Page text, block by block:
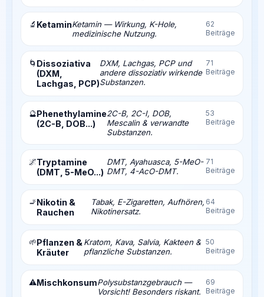
🔬 KetaminKetamin — Wirkung, K-Hole,
medizinische Nutzung.
62
Beiträge
🌀 Dissoziativa
(DXM,
Lachgas, PCP)
DXM, Lachgas, PCP und
andere dissoziativ wirkende
Substanzen.
71
Beiträge
🔮Phenethylamine
(2C-B, DOB...)
2C-B, 2C-I, DOB,
Mescalin & verwandte
Substanzen.
53
Beiträge
🌌Tryptamine
(DMT, 5-MeO...)
DMT, Ayahuasca, 5-MeO-
DMT, 4-AcO-DMT.
71
Beiträge
🚬Nikotin &
Rauchen
Tabak, E-Zigaretten, Aufhören,
Nikotinersatz.
64
Beiträge
🌱Pflanzen &
Kräuter
Kratom, Kava, Salvia, Kakteen &
pflanzliche Substanzen.
50
Beiträge
⚠️MischkonsumPolysubstanzgebrauch —
Vorsicht! Besonders riskant.
69
Beiträge